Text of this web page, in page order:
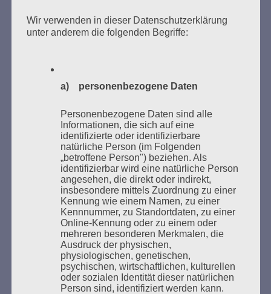
MARATHONLESUNG AUS DEN
VERBRANNTEN BÜCHERN
Donnerstag, 21. Mai 2026, 11 – 18 Uhr
Zum 26. Mal gibt es eine Marathonlesung anlässlich
des Gedenkens an die Verbrennung von Büchern am
Kaifu-Ufer – genau an dem Ort, wo im Mai 1933 NS-
Studentenorganisationen und Burschenschaftler
Bücher verbrannten.
Weitere Informationen:lesezeichen-setzen.de
Wir verwenden in dieser Datenschutzerklärung
unter anderem die folgenden Begriffe:
a) personenbezogene Daten
Personenbezogene Daten sind alle
Informationen, die sich auf eine
identifizierte oder identifizierbare
natürliche Person (im Folgenden
„betroffene Person") beziehen. Als
identifizierbar wird eine natürliche Person
angesehen, die direkt oder indirekt,
insbesondere mittels Zuordnung zu einer
Kennung wie einem Namen, zu einer
Kennnummer, zu Standortdaten, zu einer
Online-Kennung oder zu einem oder
mehreren besonderen Merkmalen, die
Ausdruck der physischen,
physiologischen, genetischen,
psychischen, wirtschaftlichen, kulturellen
oder sozialen Identität dieser natürlichen
Person sind, identifiziert werden kann.